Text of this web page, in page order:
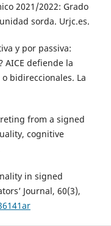
2021/2022: Grado
sorda. Urjc.es.
y por passiva:
AICE defiende la
bidireccionales. La
from a signed
cognitive
in signed
Journal, 60(3),